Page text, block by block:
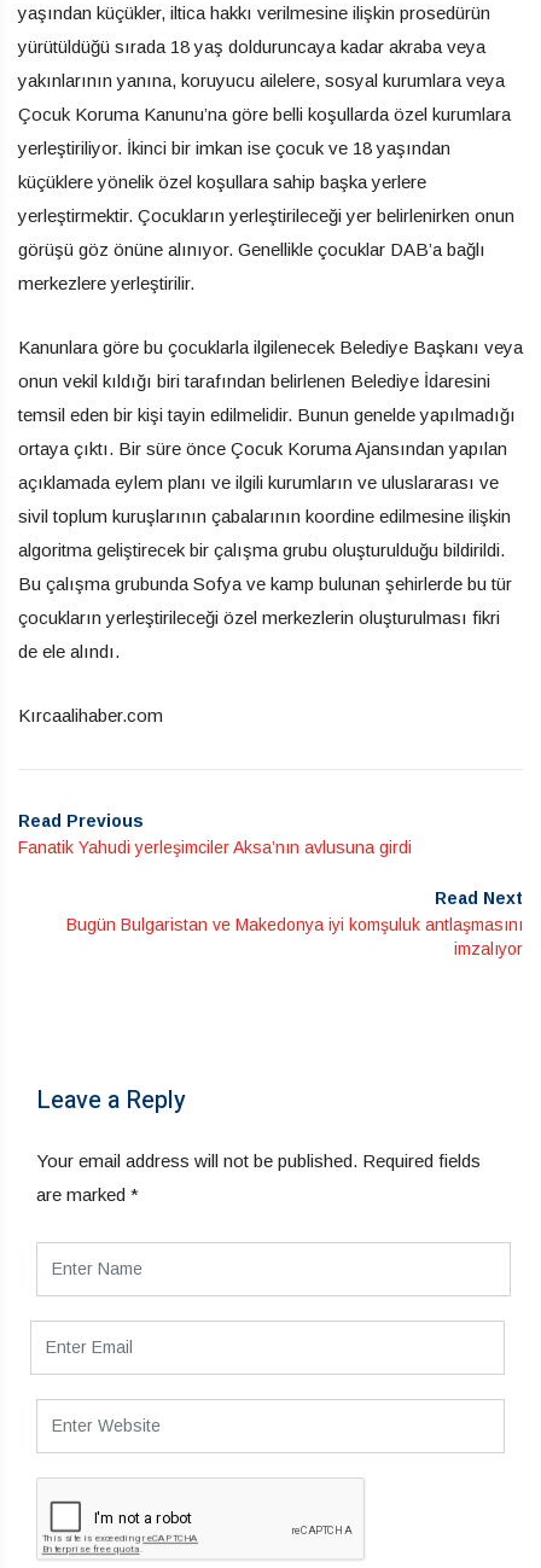
yaşından küçükler, iltica hakkı verilmesine ilişkin prosedürün
yürütüldüğü sırada 18 yaş dolduruncaya kadar akraba veya
yakınlarının yanına, koruyucu ailelere, sosyal kurumlara veya
Çocuk Koruma Kanunu’na göre belli koşullarda özel kurumlara
yerleştiriliyor. İkinci bir imkan ise çocuk ve 18 yaşından
küçüklere yönelik özel koşullara sahip başka yerlere
yerleştirmektir. Çocukların yerleştirileceği yer belirlenirken onun
görüşü göz önüne alınıyor. Genellikle çocuklar DAB’a bağlı
merkezlere yerleştirilir.
Kanunlara göre bu çocuklarla ilgilenecek Belediye Başkanı veya
onun vekil kıldığı biri tarafından belirlenen Belediye İdaresini
temsil eden bir kişi tayin edilmelidir. Bunun genelde yapılmadığı
ortaya çıktı. Bir süre önce Çocuk Koruma Ajansından yapılan
açıklamada eylem planı ve ilgili kurumların ve uluslararası ve
sivil toplum kuruşlarının çabalarının koordine edilmesine ilişkin
algoritma geliştirecek bir çalışma grubu oluşturulduğu bildirildi.
Bu çalışma grubunda Sofya ve kamp bulunan şehirlerde bu tür
çocukların yerleştirileceği özel merkezlerin oluşturulması fikri
de ele alındı.
Kırcaalihaber.com
Read Previous
Fanatik Yahudi yerleşimciler Aksa’nın avlusuna girdi
Read Next
Bugün Bulgaristan ve Makedonya iyi komşuluk antlaşmasını
imzalıyor
Leave a Reply
Your email address will not be published. Required fields
are marked *